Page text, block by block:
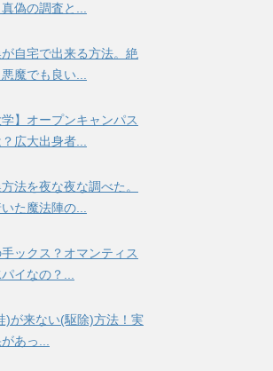
偽の調査と...
自宅で出来る方法。絶
魔でも良い...
学】オープンキャンパス
広大出身者...
法を夜な夜な調べた。
た魔法陣の...
ックス？オマンティス
イなの？...
)が来ない(駆除)方法！実
あっ...